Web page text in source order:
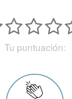
Tu puntuación: